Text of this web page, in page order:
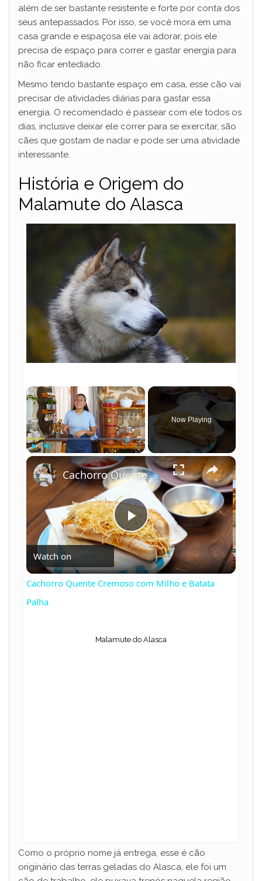
além de ser bastante resistente e forte por conta dos
seus antepassados. Por isso, se você mora em uma
casa grande e espaçosa ele vai adorar, pois ele
precisa de espaço para correr e gastar energia para
não ficar entediado.
Mesmo tendo bastante espaço em casa, esse cão vai
precisar de atividades diárias para gastar essa
energia. O recomendado é passear com ele todos os
dias, inclusive deixar ele correr para se exercitar, são
cães que gostam de nadar e pode ser uma atividade
interessante.
História e Origem do
Malamute do Alasca
×
Now Playing
×
P
l
y
Cachorro Quente Cremoso com Milho e Batata Palha
Watch on
Cachorro Quente Cremoso com Milho e Batata
Palha
Malamute do Alasca
Como o próprio nome já entrega, esse é cão
originário das terras geladas do Alasca, ele foi um